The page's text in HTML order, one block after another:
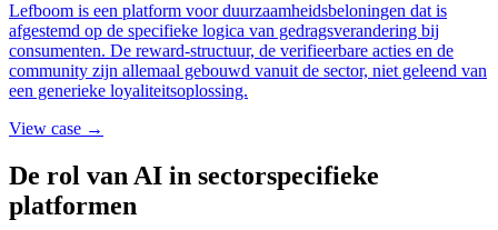
Lefboom is een platform voor duurzaamheidsbeloningen dat is
afgestemd op de specifieke logica van gedragsverandering bij
consumenten. De reward-structuur, de verifieerbare acties en de
community zijn allemaal gebouwd vanuit de sector, niet geleend van
een generieke loyaliteitsoplossing.
View case →
De rol van AI in sectorspecifieke
platformen